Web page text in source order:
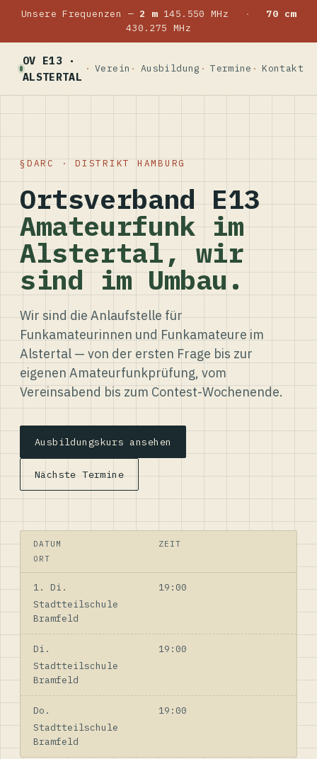
Unsere Frequenzen — 2 m145.550 MHz ·
70 cm
430.275 MHz
OV E13 ·
ALSTERTAL
Verein Ausbildung Termine Kontakt
DARC · DISTRIKT HAMBURG
Ortsverband E13
Amateurfunk im
Alstertal, wir
sind im Umbau.
Wir sind die Anlaufstelle für
Funkamateurinnen und Funkamateure im
Alstertal — von der ersten Frage bis zur
eigenen Amateurfunkprüfung, vom
Vereinsabend bis zum Contest-Wochenende.
Ausbildungskurs ansehen
Nächste Termine
DATUM
ZEIT
ORT
1. Di.
19:00
Stadtteilschule
Bramfeld
Di.
19:00
Stadtteilschule
Bramfeld
Do.
19:00
Stadtteilschule
Bramfeld